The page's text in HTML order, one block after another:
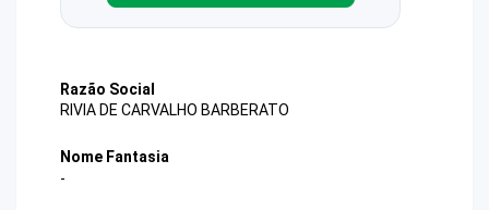
Razão Social
RIVIA DE CARVALHO BARBERATO
Nome Fantasia
-